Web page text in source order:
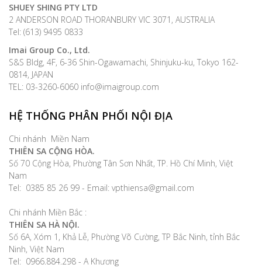
SHUEY SHING PTY LTD
2 ANDERSON ROAD THORANBURY VIC 3071, AUSTRALIA
Tel: (613) 9495 0833
Imai Group Co., Ltd.
S&S Bldg, 4F, 6-36 Shin-Ogawamachi, Shinjuku-ku, Tokyo 162-
0814, JAPAN
TEL: 03-3260-6060 info@imaigroup.com
HỆ THỐNG PHÂN PHỐI NỘI ĐỊA
Chi nhánh Miền Nam
THIÊN SA CỘNG HÒA.
Số 70 Cộng Hòa, Phường Tân Sơn Nhất, TP. Hồ Chí Minh, Việt
Nam
Tel: 0385 85 26 99 - Email: vpthiensa@gmail.com
Chi nhánh Miền Bắc :
THIÊN SA HÀ NỘI.
Số 6A, Xóm 1, Khả Lễ, Phường Võ Cường, TP Bắc Ninh, tỉnh Bắc
Ninh, Việt Nam
Tel: 0966.884.298 - A Khương